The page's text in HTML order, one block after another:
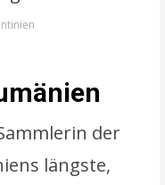
der
längste,